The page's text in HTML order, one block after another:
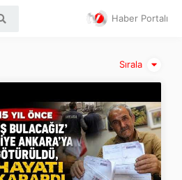
Haber Portalı
Sırala